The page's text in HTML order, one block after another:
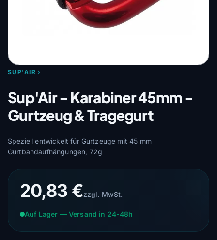
SUP'AIR
Sup'Air - Karabiner 45mm -
Gurtzeug & Tragegurt
Speziell entwickelt für Gurtzeuge mit 45 mm
Gurtbandaufhängungen, 72g
20,83 €zzgl. MwSt.
Auf Lager — Versand in 24-48h